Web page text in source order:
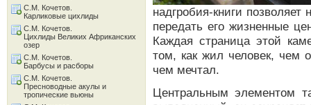
надгробия-книги
передать его жизненные
Каждая страница этой
том, как жил человек, чем
чем мечтал.
Центральным элементом
С.М. Кочетов.
Карликовые цихлиды
С.М. Кочетов.
Цихлиды Великих Африканских
озер
С.М. Кочетов.
Барбусы и расборы
С.М. Кочетов.
Пресноводные акулы и
тропические вьюны